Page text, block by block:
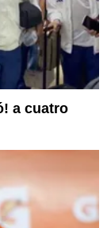
a cuatro